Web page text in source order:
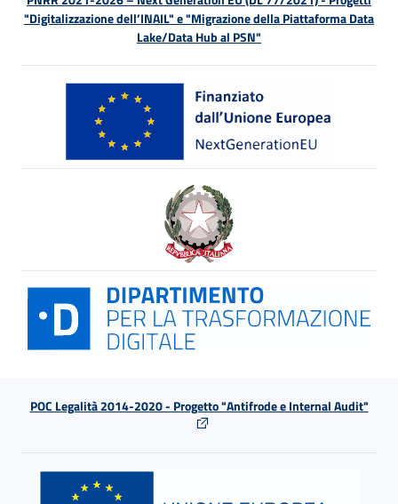
"Digitalizzazione dell’INAIL" e "Migrazione della Piattaforma Data
Lake/Data Hub al PSN"
POC Legalità 2014-2020 - Progetto "Antifrode e Internal Audit"